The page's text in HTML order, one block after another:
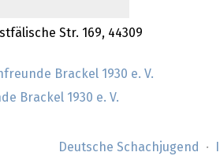
Str. 169, 44309
Brackel 1930 e. V.
Brackel 1930 e. V.
Deutsche Schachjugend